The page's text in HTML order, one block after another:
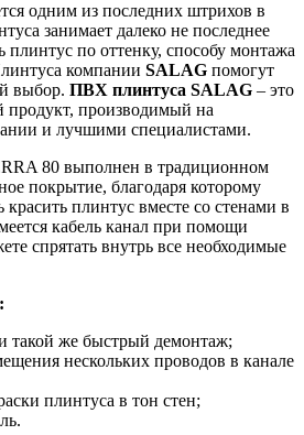
одним из последних штрихов в
занимает далеко не последнее
плинтус по оттенку, способу монтажа
компании SALAG помогут
выбор. ПВХ плинтуса SALAG – это
продукт, производимый на
и лучшими специалистами.
80 выполнен в традиционном
покрытие, благодаря которому
красить плинтус вместе со стенами в
кабель канал при помощи
спрятать внутрь все необходимые
:
такой же быстрый демонтаж;
нескольких проводов в канале
плинтуса в тон стен;